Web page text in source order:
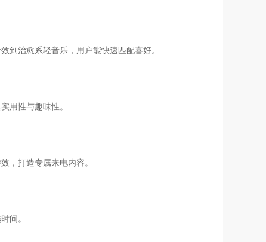
到治愈系轻音乐，用户能快速匹配喜好。
用性与趣味性。
，打造专属来电内容。
间。